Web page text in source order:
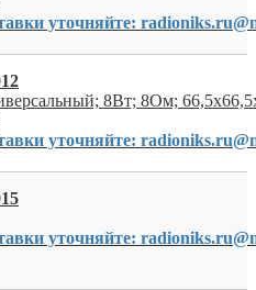
уточняйте:
8Вт; 8Ом;
уточняйте:
уточняйте: